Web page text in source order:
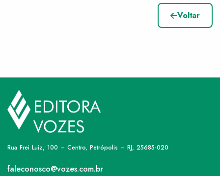
Voltar
Rua Frei Luiz, 100 – Centro, Petrópolis – RJ, 25685-020
faleconosco@vozes.com.br